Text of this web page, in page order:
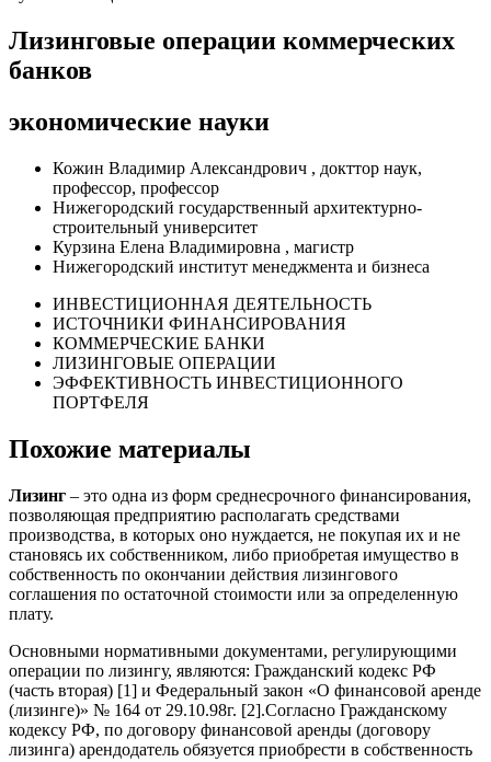
Лизинговые операции коммерческих
банков
экономические науки
Кожин Владимир Александрович , докттор наук,
профессор, профессор
Нижегородский государственный архитектурно-
строительный университет
Курзина Елена Владимировна , магистр
Нижегородский институт менеджмента и бизнеса
ИНВЕСТИЦИОННАЯ ДЕЯТЕЛЬНОСТЬ
ИСТОЧНИКИ ФИНАНСИРОВАНИЯ
КОММЕРЧЕСКИЕ БАНКИ
ЛИЗИНГОВЫЕ ОПЕРАЦИИ
ЭФФЕКТИВНОСТЬ ИНВЕСТИЦИОННОГО
ПОРТФЕЛЯ
Похожие материалы
Лизинг – это одна из форм среднесрочного финансирования,
позволяющая предприятию располагать средствами
производства, в которых оно нуждается, не покупая их и не
становясь их собственником, либо приобретая имущество в
собственность по окончании действия лизингового
соглашения по остаточной стоимости или за определенную
плату.
Основными нормативными документами, регулирующими
операции по лизингу, являются: Гражданский кодекс РФ
(часть вторая) [1] и Федеральный закон «О финансовой аренде
(лизинге)» № 164 от 29.10.98г. [2].Согласно Гражданскому
кодексу РФ, по договору финансовой аренды (договору
лизинга) арендодатель обязуется приобрести в собственность